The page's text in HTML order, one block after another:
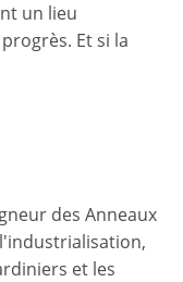
un lieu
Et si la
des Anneaux
et les